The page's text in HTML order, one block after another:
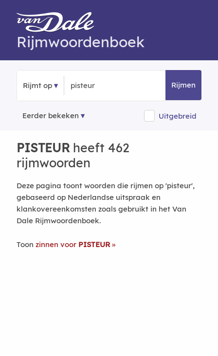
Rijmwoordenboek
Rijmt op Rijmen
Eerder bekeken Uitgebreid
PISTEURheeft 462
rijmwoorden
Deze pagina toont woorden die rijmen op 'pisteur',
gebaseerd op Nederlandse uitspraak en
klankovereenkomsten zoals gebruikt in het Van
Dale Rijmwoordenboek.
Toon zinnen voor PISTEUR